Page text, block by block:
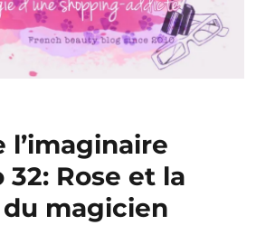
l’imaginaire
Rose et la
magicien